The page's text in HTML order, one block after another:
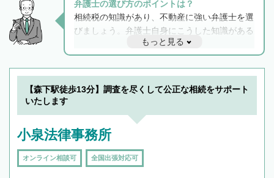
弁護士の選び方のポイントは？
相続税の知識があり、不動産に強い弁護士を選
びましょう。弁護士自身にこうした知識がある
と他士業との連携もスムーズに進み、トラブル
解決のみならず相続をトータルで任せることが
できます。また、相続は感情がからむ分野なの
でフィーリングも重要です。実際に電話や面談
もっと見る
【森下駅徒歩13分】調査を尽くして公正な相続をサポート
いたします
小泉法律事務所
オンライン相談可 全国出張対応可